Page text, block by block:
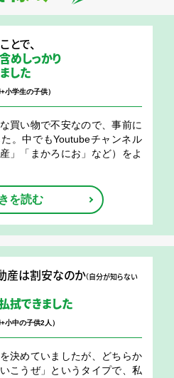
とで、
めしっかり
した
+小学生の子供）
買い物で不安なので、事前に
。中でもYoutubeチャンネル
」「まかろにお」など）をよ
を読む
産は割安なのか（自分が知らない
拭できました
+小中の子供2人）
決めていましたが、どちらか
こうぜ」というタイプで、私